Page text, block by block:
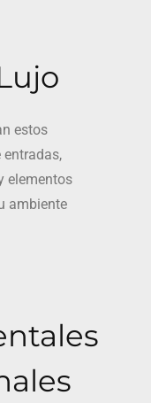
estos
elementos
ambiente